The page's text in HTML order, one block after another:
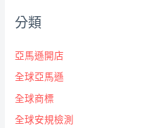
分類
亞馬遜開店
全球亞馬遜
全球商標
全球安規檢測